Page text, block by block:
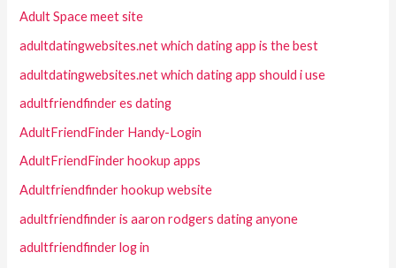
Adult Space meet site
adultdatingwebsites.net which dating app is the best
adultdatingwebsites.net which dating app should i use
adultfriendfinder es dating
AdultFriendFinder Handy-Login
AdultFriendFinder hookup apps
Adultfriendfinder hookup website
adultfriendfinder is aaron rodgers dating anyone
adultfriendfinder log in